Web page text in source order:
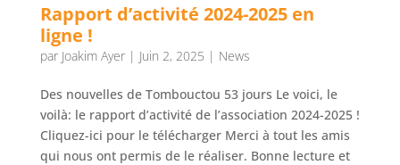
Rapport d’activité 2024-2025 en
ligne !
par Joakim Ayer| Juin 2, 2025 | News
Des nouvelles de Tombouctou 53 jours Le voici, le
voilà: le rapport d’activité de l’association 2024-2025 !
Cliquez-ici pour le télécharger Merci à tout les amis
qui nous ont permis de le réaliser. Bonne lecture et